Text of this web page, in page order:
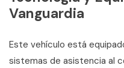
Vanguardia
Este vehículo está
sistemas de asistencia al